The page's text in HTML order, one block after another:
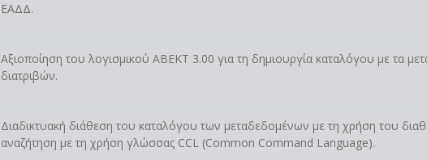
ΕΑΔΔ.
Αξιοποίηση του λογισμικού ΑΒΕΚΤ 3.00 για τη δημιουργία καταλόγου με τα
διατριβών.
Διαδικτυακή διάθεση του καταλόγου των μεταδεδομένων με τη χρήση του
αναζήτηση με τη χρήση γλώσσας CCL (Common Command Language).